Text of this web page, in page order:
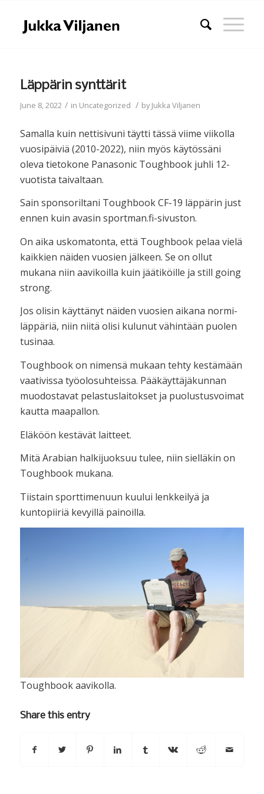
Läppärin synttärit
June 8, 2022 / in Uncategorized / byJukka Viljanen
Samalla kuin nettisivuni täytti tässä viime viikolla
vuosipäiviä (2010-2022), niin myös käytössäni
oleva tietokone Panasonic Toughbook juhli 12-
vuotista taivaltaan.
Sain sponsoriltani Toughbook CF-19 läppärin just
ennen kuin avasin sportman.fi-sivuston.
On aika uskomatonta, että Toughbook pelaa vielä
kaikkien näiden vuosien jälkeen. Se on ollut
mukana niin aavikoilla kuin jäätiköille ja still going
strong.
Jos olisin käyttänyt näiden vuosien aikana normi-
läppäriä, niin niitä olisi kulunut vähintään puolen
tusinaa.
Toughbook on nimensä mukaan tehty kestämään
vaativissa työolosuhteissa. Pääkäyttäjäkunnan
muodostavat pelastuslaitokset ja puolustusvoimat
kautta maapallon.
Eläköön kestävät laitteet.
Mitä Arabian halkijuoksuu tulee, niin sielläkin on
Toughbook mukana.
Tiistain sporttimenuun kuului lenkkeilyä ja
kuntopiiriä kevyillä painoilla.
Toughbook aavikolla.
Share this entry